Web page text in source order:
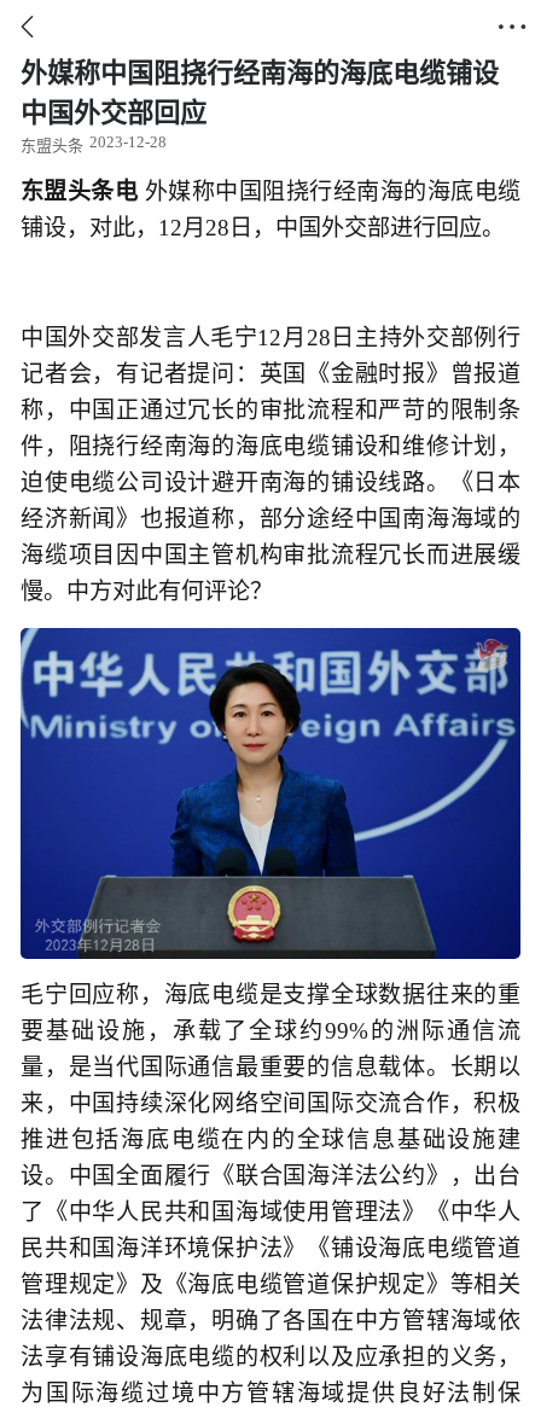
 
外媒称中国阻挠行经南海的海底电缆铺设
中国外交部回应
东盟头条 2023-12-28
东盟头条电 外媒称中国阻挠行经南海的海底电缆
铺设，对此，12月28日，中国外交部进行回应。
中国外交部发言人毛宁12月28日主持外交部例行
记者会，有记者提问：英国《金融时报》曾报道
称，中国正通过冗长的审批流程和严苛的限制条
件，阻挠行经南海的海底电缆铺设和维修计划，
迫使电缆公司设计避开南海的铺设线路。《日本
经济新闻》也报道称，部分途经中国南海海域的
海缆项目因中国主管机构审批流程冗长而进展缓
慢。中方对此有何评论？
毛宁回应称，海底电缆是支撑全球数据往来的重
要基础设施，承载了全球约99%的洲际通信流
量，是当代国际通信最重要的信息载体。长期以
来，中国持续深化网络空间国际交流合作，积极
推进包括海底电缆在内的全球信息基础设施建
设。中国全面履行《联合国海洋法公约》，出台
了《中华人民共和国海域使用管理法》《中华人
民共和国海洋环境保护法》《铺设海底电缆管道
管理规定》及《海底电缆管道保护规定》等相关
法律法规、规章，明确了各国在中方管辖海域依
法享有铺设海底电缆的权利以及应承担的义务，
为国际海缆过境中方管辖海域提供良好法制保